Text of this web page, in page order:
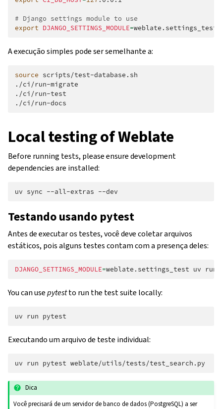
# Django settings module to use
export DJANGO_SETTINGS_MODULE=
A execução simples pode ser semelhante a:
source scripts/test-database.sh
./ci/run-migrate
./ci/run-test
Local testing of Weblate
Before running tests, please ensure development
dependencies are installed:
uv sync --all-extras
Testando usando pytest
Antes de executar os testes, você deve coletar arquivos
estáticos, pois alguns testes contam com a presença deles:
DJANGO_SETTINGS_MODULE=weblate.settings_test uv run
You can usepytestto run the test suite locally:
uv run
Executando um arquivo de teste individual:
uv run pytest
Dica
Você precisará de um servidor de banco de dados (PostgreSQL) a ser